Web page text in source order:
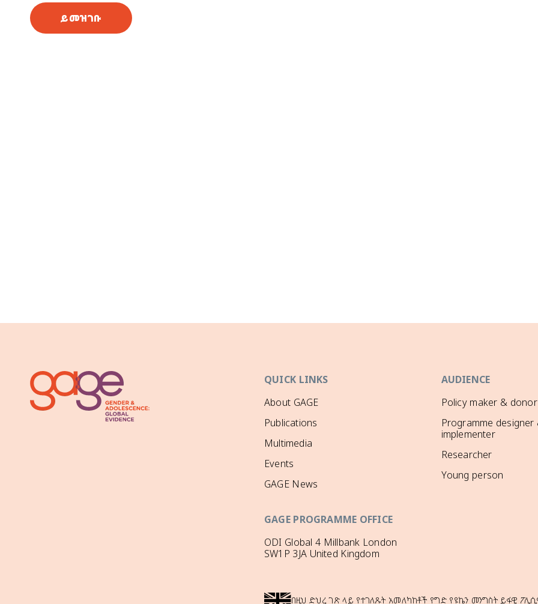
ይመዝገቡ
QUICK LINKS
About GAGE
Publications
Multimedia
Events
GAGE News
AUDIENCE
Policy maker & donor
Programme designer
implementer
Researcher
Young person
GAGE PROGRAMME OFFICE
ODI Global 4 Millbank London
SW1P 3JA United Kingdom
በዚህ ድህረ ገጽ ላይ የተገለጹት አመለካከቶች የግድ የዩኬን መንግስት ይፋዊ